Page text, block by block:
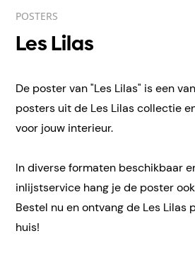
POSTERS
Les Lilas
De poster van "Les Lilas" is een
posters uit de Les Lilas collectie
voor jouw interieur.
In diverse formaten beschikbaar
inlijstservice hang je de poster
Bestel nu en ontvang de Les Lilas
huis!